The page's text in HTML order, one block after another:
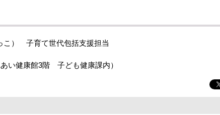
こ） 子育て世代包括支援担当
い健康館3階 子ども健康課内）